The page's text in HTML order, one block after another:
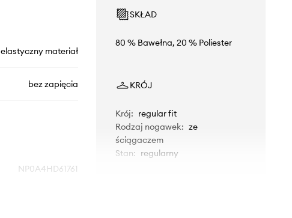
elastyczny materiał
bez zapięcia
NP0A4HD61761
SKŁAD
80 % Bawełna, 20 % Poliester
KRÓJ
Krój: regular fit
Rodzaj nogawek: ze
ściągaczem
Stan: regularny